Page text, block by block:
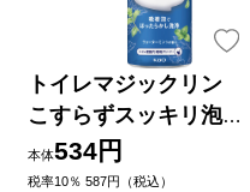
トイレマジックリン
こすらずスッキリ泡パ
ック ウォーターミン
トの香り 本体 ３００
本体534円
税率10％ 587円（税込）